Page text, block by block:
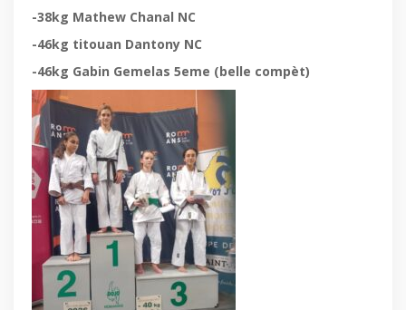
-38kg Mathew Chanal NC
-46kg titouan Dantony NC
-46kg Gabin Gemelas 5eme (belle compèt)